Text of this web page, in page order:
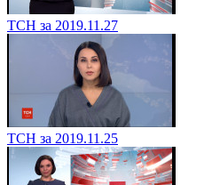
ТСН за 2019.11.27
ТСН за 2019.11.25